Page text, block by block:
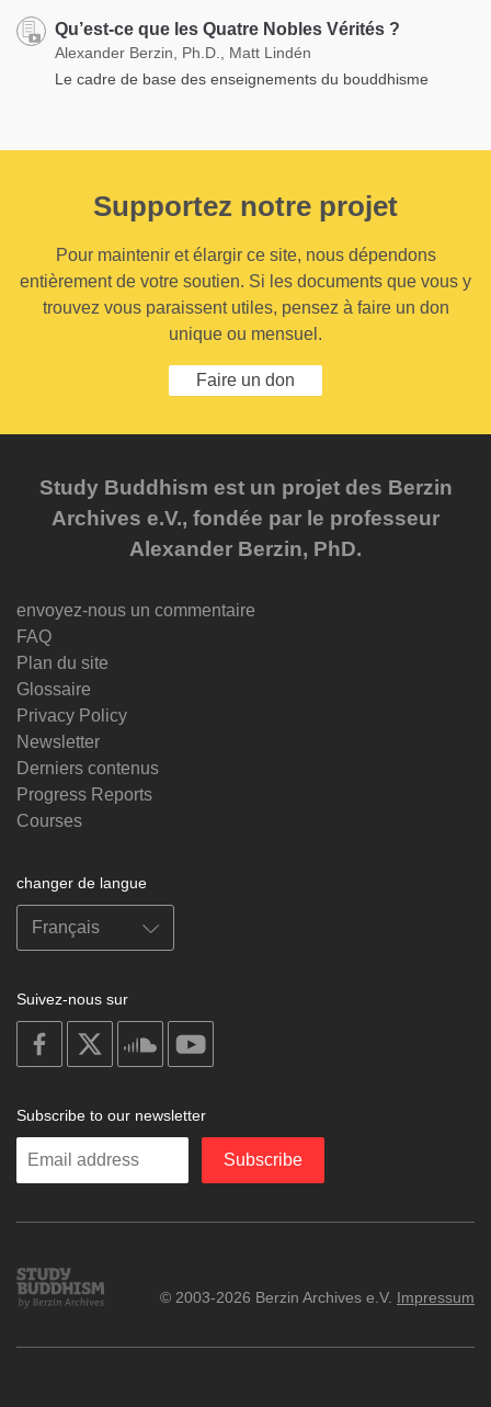
Qu’est-ce que les Quatre Nobles Vérités ?
Alexander Berzin, Ph.D., Matt Lindén
Le cadre de base des enseignements du bouddhisme
Supportez notre projet
Pour maintenir et élargir ce site, nous dépendons
entièrement de votre soutien. Si les documents que vous y
trouvez vous paraissent utiles, pensez à faire un don
unique ou mensuel.
Faire un don
Study Buddhism est un projet des Berzin
Archives e.V., fondée par le professeur
Alexander Berzin, PhD.
envoyez-nous un commentaire
FAQ
Plan du site
Glossaire
Privacy Policy
Newsletter
Derniers contenus
Progress Reports
Courses
changer de langue
Suivez-nous sur
on
facebook
soundcloud
Subscribe to our newsletter
Enter
Subscribe
Study
Buddhism
© 2003-2026 Berzin Archives e.V. Impressum